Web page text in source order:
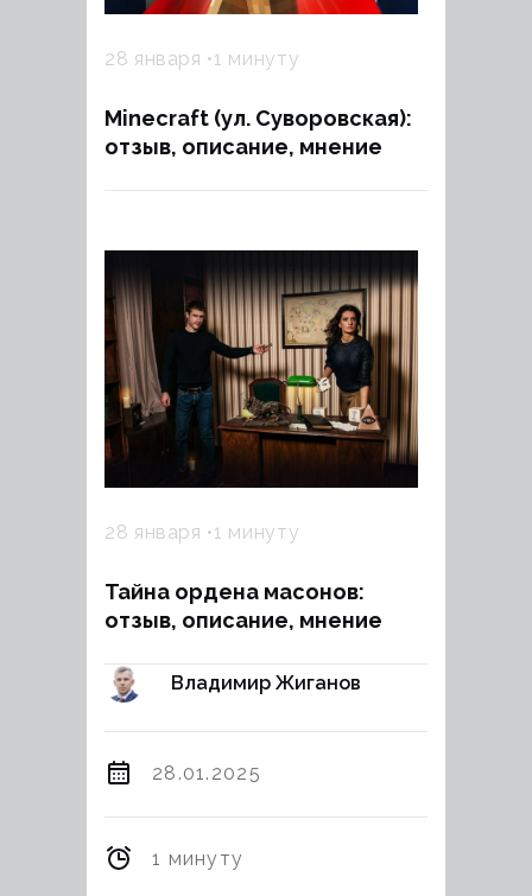
Владимир Жиганов
28.01.2025
1 минуту
28 января 1 минуту
Minecraft (ул. Суворовская):
отзыв, описание, мнение
28 января 1 минуту
Тайна ордена масонов:
отзыв, описание, мнение